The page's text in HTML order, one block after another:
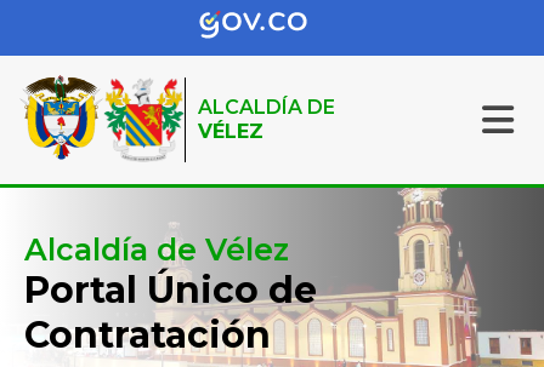
ALCALDÍA DE
VÉLEZ
Alcaldía de Vélez
Portal Único de
Contratación